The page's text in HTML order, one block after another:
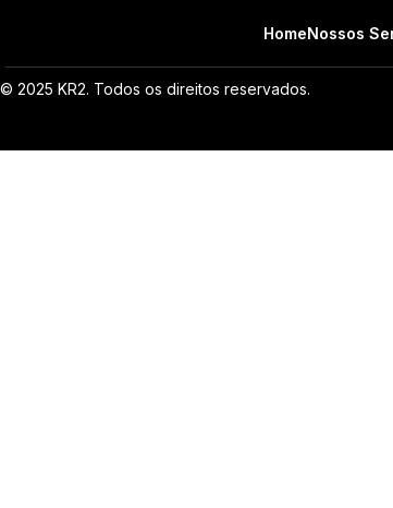
HomeNossos
© 2025 KR2. Todos os direitos reservados.